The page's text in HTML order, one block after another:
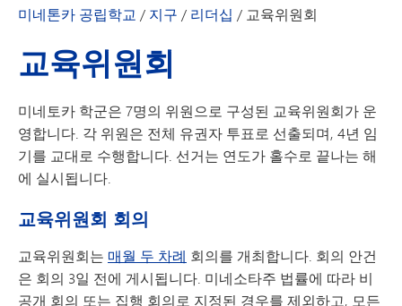
미네톤카 공립학교 / 지구 / 리더십 / 교육위원회
교육위원회
미네토카 학군은 7명의 위원으로 구성된 교육위원회가 운
영합니다. 각 위원은 전체 유권자 투표로 선출되며, 4년 임
기를 교대로 수행합니다. 선거는 연도가 홀수로 끝나는 해
에 실시됩니다.
교육위원회 회의
교육위원회는 매월 두 차례 회의를 개최합니다. 회의 안건
은 회의 3일 전에 게시됩니다. 미네소타주 법률에 따라 비
공개 회의 또는 집행 회의로 지정된 경우를 제외하고, 모든